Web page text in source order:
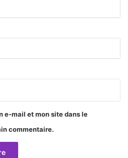
e-mail et mon site dans le
commentaire.